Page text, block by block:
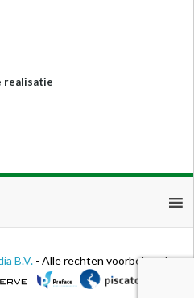
realisatie
B.V. - Alle rechten voorbehouden.